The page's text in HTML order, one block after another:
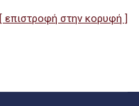
[ επιστροφή στην κορυφή ]